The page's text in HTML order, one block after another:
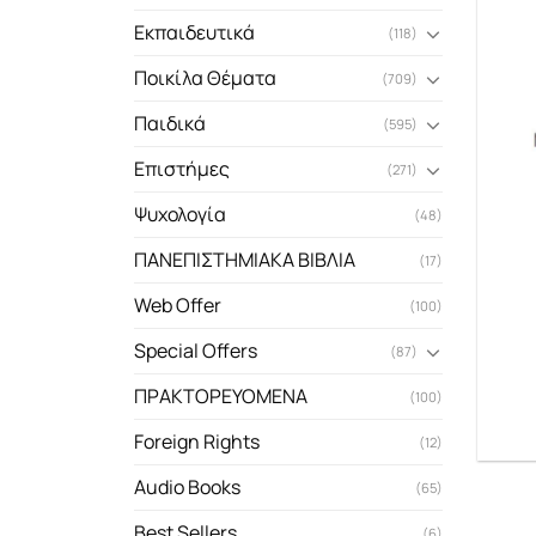
Εκπαιδευτικά (118)
Ποικίλα Θέματα (709)
Παιδικά (595)
Επιστήμες (271)
Ψυχολογία (48)
ΠΑΝΕΠΙΣΤΗΜΙΑΚΑ ΒΙΒΛΙΑ (17)
Web Offer (100)
Special Offers (87)
ΠΡΑΚΤΟΡΕΥΟΜΕΝΑ (100)
Foreign Rights (12)
Audio Books (65)